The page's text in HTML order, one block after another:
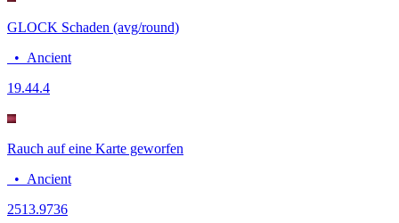
GLOCK Schaden (avg/round)
• Ancient
19.44.4
Rauch auf eine Karte geworfen
• Ancient
2513.9736